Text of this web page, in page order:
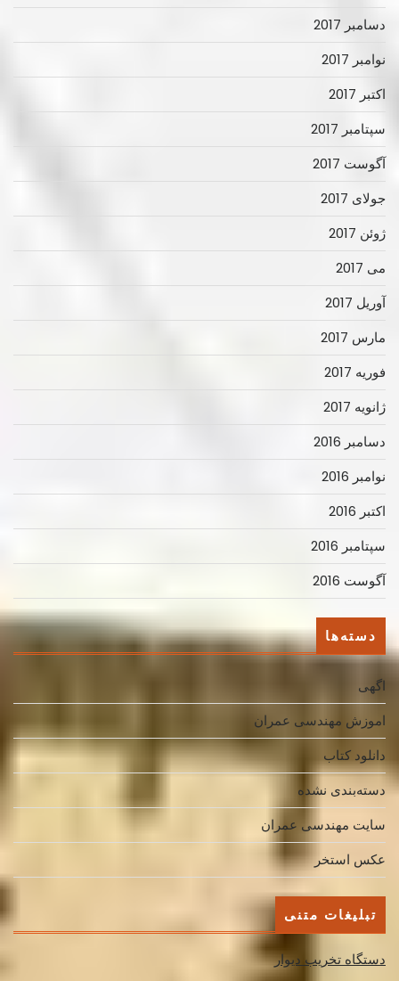
دسامبر 2017
نوامبر 2017
اکتبر 2017
سپتامبر 2017
آگوست 2017
جولای 2017
ژوئن 2017
می 2017
آوریل 2017
مارس 2017
فوریه 2017
ژانویه 2017
دسامبر 2016
نوامبر 2016
اکتبر 2016
سپتامبر 2016
آگوست 2016
دسته‌ها
اگهی
اموزش مهندسی عمران
دانلود کتاب
دسته‌بندی نشده
سایت مهندسی عمران
عکس استخر
تبلیغات متنی
دستگاه تخریب دیوار